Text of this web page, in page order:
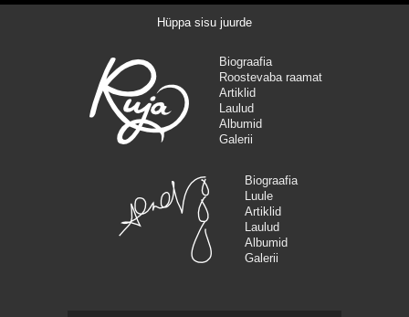
Hüppa sisu juurde
Biograafia
Roostevaba raamat
Artiklid
Laulud
Albumid
Galerii
Biograafia
Luule
Artiklid
Laulud
Albumid
Galerii